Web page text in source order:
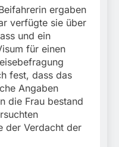
ergaben
verfügte sie über
und ein
für einen
fest, dass das
Angaben
die Frau bestand
der Verdacht der